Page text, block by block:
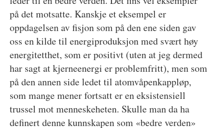
på det motsatte. Kanskje et eksempel er
oppdagelsen av fisjon som på den ene siden gav
oss en kilde til energiproduksjon med svært høy
energitetthet, som er positivt (uten at jeg dermed
har sagt at kjerneenergi er problemfritt), men som
på den annen side ledet til atomvåpenkappløp,
som mange mener fortsatt er en eksistensiell
trussel mot menneskeheten. Skulle man da ha
definert denne kunnskapen som «bedre verden»